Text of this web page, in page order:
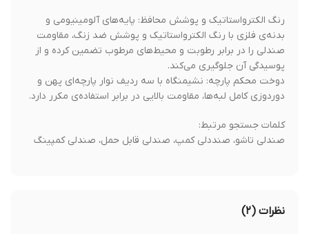
رنگ الکترواستاتیک و پوشش محافظ: پایه‌های آلومینیومی و
بدنه‌ی فلزی با رنگ الکترواستاتیک و پوشش ضد زنگ، مقاومت
صندلی را در برابر رطوبت و محیط‌های مرطوب تضمین کرده و از
پوسیدگی آن جلوگیری می‌کند.
دوخت محکم پارچه: نشیمنگاه با سه ردیف نوار پارچه‌ای پهن و
دوردوزی کامل لبه‌ها، مقاومت بالایی در برابر استفاده‌ی مکرر دارد.
کلمات جستجو مرتبط:
صندلی تاشو، صنددلی کمپ، صندلی قابل حمل، صندلی کمپینگ
نظرات (۲)